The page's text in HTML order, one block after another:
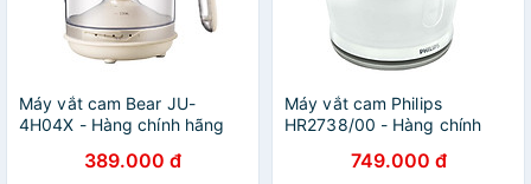
Máy vắt cam Bear JU-
4H04X - Hàng chính hãng
389.000 đ
Máy vắt cam Philips
HR2738/00 - Hàng chính
749.000 đ